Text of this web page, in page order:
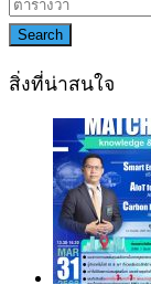
Search
สิ่งที่น่าสนใจ